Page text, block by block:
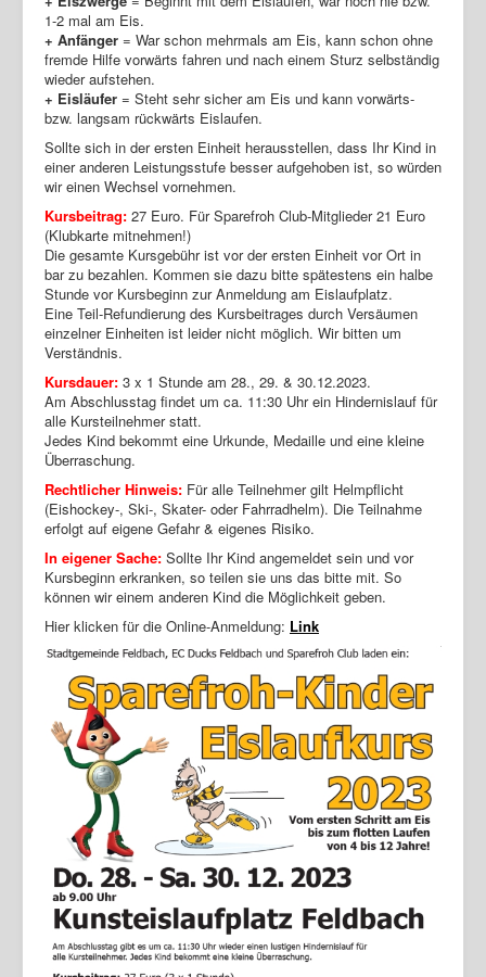
1-2 mal am Eis.
+ Anfänger = War schon mehrmals am Eis, kann schon ohne
fremde Hilfe vorwärts fahren und nach einem Sturz selbständig
wieder aufstehen.
+ Eisläufer = Steht sehr sicher am Eis und kann vorwärts-
bzw. langsam rückwärts Eislaufen.
Sollte sich in der ersten Einheit herausstellen, dass Ihr Kind in
einer anderen Leistungsstufe besser aufgehoben ist, so würden
wir einen Wechsel vornehmen.
Kursbeitrag: 27 Euro. Für Sparefroh Club-Mitglieder 21 Euro
(Klubkarte mitnehmen!)
Die gesamte Kursgebühr ist vor der ersten Einheit vor Ort in
bar zu bezahlen. Kommen sie dazu bitte spätestens ein halbe
Stunde vor Kursbeginn zur Anmeldung am Eislaufplatz.
Eine Teil-Refundierung des Kursbeitrages durch Versäumen
einzelner Einheiten ist leider nicht möglich. Wir bitten um
Verständnis.
Kursdauer: 3 x 1 Stunde am 28., 29. & 30.12.2023.
Am Abschlusstag findet um ca. 11:30 Uhr ein Hindernislauf für
alle Kursteilnehmer statt.
Jedes Kind bekommt eine Urkunde, Medaille und eine kleine
Überraschung.
Rechtlicher Hinweis: Für alle Teilnehmer gilt Helmpflicht
(Eishockey-, Ski-, Skater- oder Fahrradhelm). Die Teilnahme
erfolgt auf eigene Gefahr & eigenes Risiko.
In eigener Sache: Sollte Ihr Kind angemeldet sein und vor
Kursbeginn erkranken, so teilen sie uns das bitte mit. So
können wir einem anderen Kind die Möglichkeit geben.
Hier klicken für die Online-Anmeldung: Link